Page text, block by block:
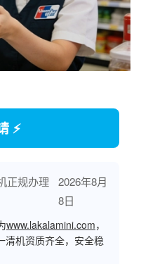
⚡
正规办理
2026年8月
8日
www.lakalamini.com，
清机资质齐全，安全稳